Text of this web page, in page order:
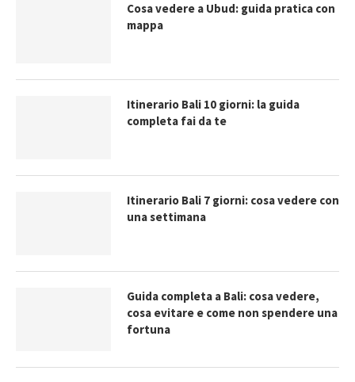
Cosa vedere a Ubud: guida pratica con
mappa
Itinerario Bali 10 giorni: la guida
completa fai da te
Itinerario Bali 7 giorni: cosa vedere con
una settimana
Guida completa a Bali: cosa vedere,
cosa evitare e come non spendere una
fortuna